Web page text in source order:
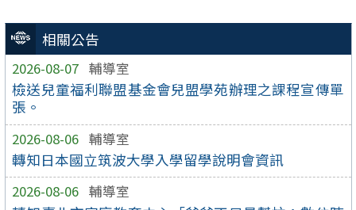
相關公告
2026-08-07 輔導室
檢送兒童福利聯盟基金會兒盟學苑辦理之課程宣傳單
張。
2026-08-06 輔導室
轉知日本國立筑波大學入學留學說明會資訊
2026-08-06 輔導室